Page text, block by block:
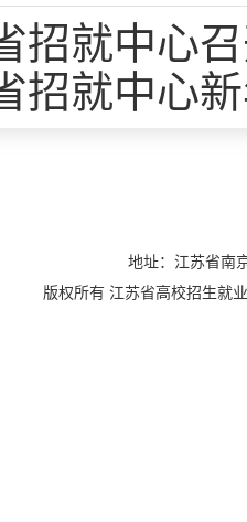
招就中心
招就中心
地址：江苏省
版权所有 江苏省高校招生就